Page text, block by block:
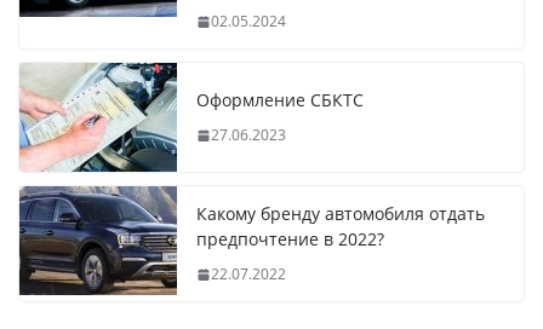
02.05.2024
Оформление СБКТС
27.06.2023
Какому бренду автомобиля отдать
предпочтение в 2022?
22.07.2022